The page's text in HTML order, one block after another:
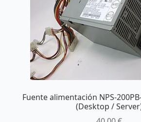
Fuente alimentación NPS-
(Desktop /